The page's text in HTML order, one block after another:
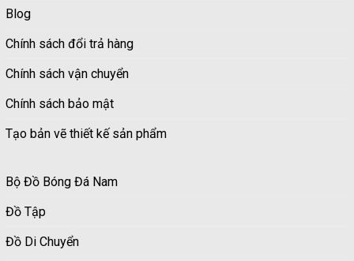
Blog
Chính sách đổi trả hàng
Chính sách vận chuyển
Chính sách bảo mật
Tạo bản vẽ thiết kế sản phẩm
Bộ Đồ Bóng Đá Nam
Đồ Tập
Đồ Di Chuyển